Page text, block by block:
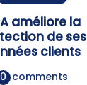
améliore la
de ses
clients
0 comments